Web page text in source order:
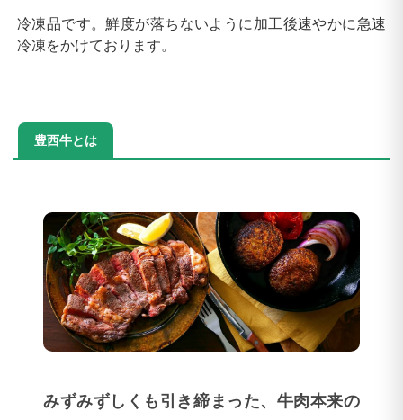
冷凍品です。鮮度が落ちないように加工後速やかに急速
冷凍をかけております。
豊西牛とは
みずみずしくも引き締まった、牛肉本来の